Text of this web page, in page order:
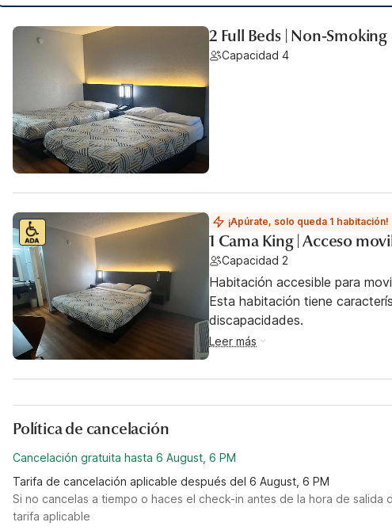
2 Full Beds | Non-Smoking
Capacidad 4
¡Apúrate, solo queda 1 habitación!
1 Cama King | Acceso
Capacidad 2
Habitación accesible para
Esta habitación tiene
discapacidades.
Leer más
Política de cancelación
Cancelación gratuita hasta 6 August, 6 PM
Tarifa de cancelación aplicable después del 6 August, 6 PM
Si no cancelas a tiempo o haces el check-in antes de la hora de
tarifa aplicable